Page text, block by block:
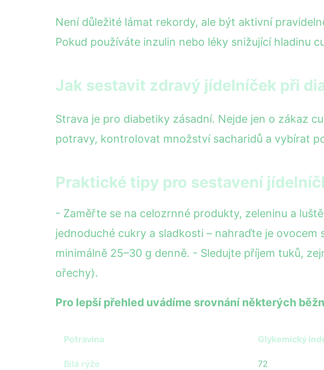
Není důležité lámat rekordy, ale být aktivní
Pokud používáte inzulin nebo léky snižující hladinu
Jak sestavit zdravý jídelníček při
Strava je pro diabetiky zásadní. Nejde jen o zákaz
potravy, kontrolovat množství sacharidů a vybírat
Praktické tipy pro sestavení
- Zaměřte se na celozrnné produkty, zeleninu a
jednoduché cukry a sladkosti – nahraďte je
minimálně 25–30 g denně. - Sledujte příjem tuků,
ořechy).
Pro lepší přehled uvádíme srovnání některých
Potravina Glykemický
Bílá rýže 72